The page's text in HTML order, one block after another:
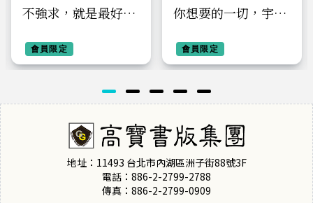
不強求，就是最好的
力，只是該換一種走
法
會員限定
你想要的一切，宇宙
會員限定
地址：11493 台北市內湖區洲子街88號3F
電話：886-2-2799-2788
傳真：886-2-2799-0909